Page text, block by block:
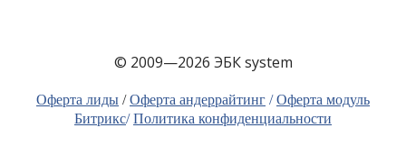
© 2009—2026 ЭБК system
Оферта лиды /Оферта андеррайтинг /Оферта модуль
Битрикс/Политика конфиденциальности